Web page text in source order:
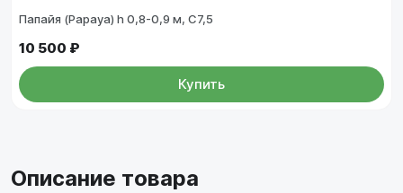
Папайя (Papaya) h 0,8-0,9 м, C7,5
10 500 ₽
Купить
Описание товара